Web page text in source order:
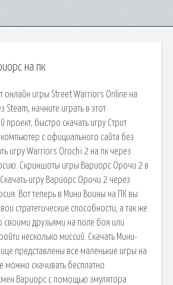
на пк
онлайн игры Street Warriors Online на
Steam, начните играть в этот
проект, быстро скачать игру Стрит
с официального сайта без
игру Warriors Orochi 2 на пк через
Скриншоты игры Вариорс Орочи 2 в
игру Вариорс Орочи 2 через
Вот теперь в Мини Воины на ПК вы
стратегические способности, а так же
своими друзьями на поле боя или
несколько миссий. Скачать Мини-
представлены все маленькие игры на
можно скачивать бесплатно.
Вариорс с помощью эмулятора